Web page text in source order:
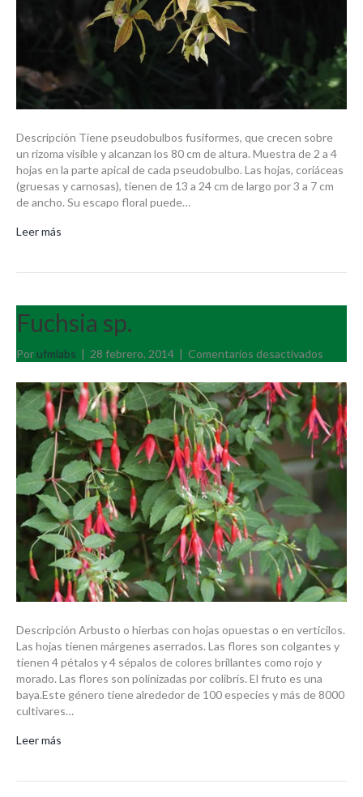
Descripción Tiene pseudobulbos fusiformes, que crecen sobre
un rizoma visible y alcanzan los 80 cm de altura. Muestra de 2 a 4
hojas en la parte apical de cada pseudobulbo. Las hojas, coriáceas
(gruesas y carnosas), tienen de 13 a 24 cm de largo por 3 a 7 cm
de ancho. Su escapo floral puede…
Leer más
Fuchsia sp.
Por ufmlabs | 28 febrero, 2014 | Comentarios desactivados
sp.
Descripción Arbusto o hierbas con hojas opuestas o en verticilos.
Las hojas tienen márgenes aserrados. Las flores son colgantes y
tienen 4 pétalos y 4 sépalos de colores brillantes como rojo y
morado. Las flores son polinizadas por colibrís. El fruto es una
baya.Este género tiene alrededor de 100 especies y más de 8000
cultivares…
Leer más